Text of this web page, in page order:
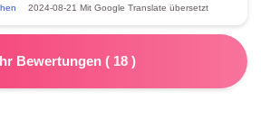
2024-08-21 Mit Google Translate übersetzt
Bewertungen ( 18 )